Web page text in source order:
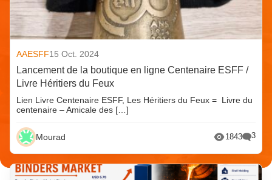
AAESFF15 Oct. 2024
Lancement de la boutique en ligne Centenaire ESFF /
Livre Héritiers du Feux
Lien Livre Centenaire ESFF, Les Héritiers du Feux = Livre du
centenaire – Amicale des […]
Mourad 1843 3